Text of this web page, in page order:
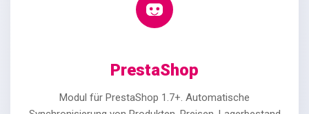
PrestaShop
Modul für PrestaShop 1.7+. Automatische